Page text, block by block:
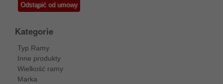
Odstąpić od umowy
Kategorie
Typ Ramy
Inne produkty
Wielkość ramy
Marka